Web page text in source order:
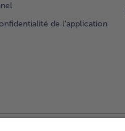
de l'application